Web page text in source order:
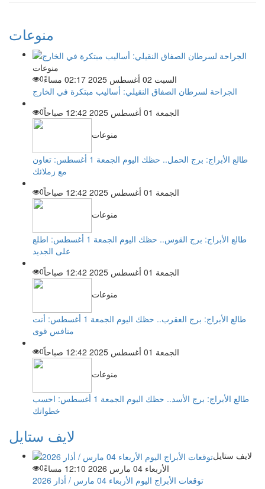
منوعات
منوعات
السبت 02 أغسطس 2025 02:17 مساءً
0
الجراحة لسرطان الصفاق النقيلي: أساليب مبتكرة في الخارج
الجمعة 01 أغسطس 2025 12:42 صباحاً
0
منوعات
طالع الأبراج: برج الحمل.. حظك اليوم الجمعة 1 أغسطس: تعاون
مع زملائك
الجمعة 01 أغسطس 2025 12:42 صباحاً
0
منوعات
طالع الأبراج: برج القوس.. حظك اليوم الجمعة 1 أغسطس: اطلع
على الجديد
الجمعة 01 أغسطس 2025 12:42 صباحاً
0
منوعات
طالع الأبراج: برج العقرب.. حظك اليوم الجمعة 1 أغسطس: أنت
منافس قوى
الجمعة 01 أغسطس 2025 12:42 صباحاً
0
منوعات
طالع الأبراج: برج الأسد.. حظك اليوم الجمعة 1 أغسطس: احسب
خطواتك
لايف ستايل
لايف ستايل
الأربعاء 04 مارس 2026 12:10 مساءً
0
توقعات الأبراج اليوم الأربعاء 04 مارس / أذار 2026